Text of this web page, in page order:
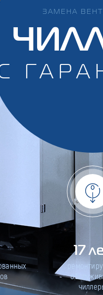
ЗАМЕНА
17